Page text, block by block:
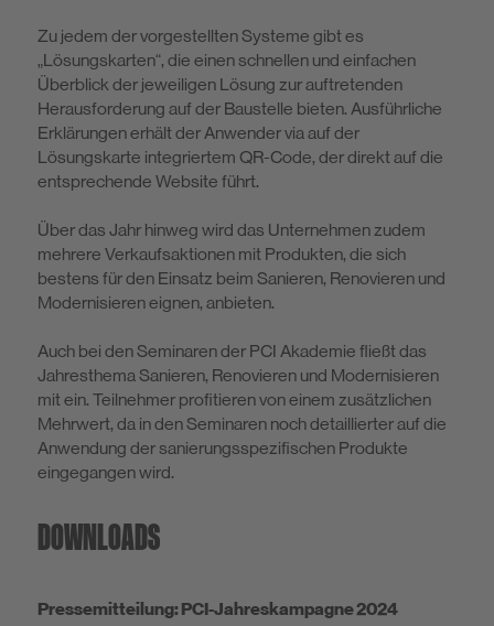
Zu jedem der vorgestellten Systeme gibt es
„Lösungskarten“, die einen schnel­len und einfachen
Überblick der jeweiligen Lösung zur auftretenden
Herausfor­derung auf der Baustelle bieten. Ausführliche
Erklärungen erhält der Anwender via auf der
Lösungskarte integriertem QR-Code, der direkt auf die
entsprechen­de Website führt.
Über das Jahr hinweg wird das Unternehmen zudem
mehrere Verkaufsaktio­nen mit Produkten, die sich
bestens für den Einsatz beim Sanieren, Renovieren und
Modernisieren eignen, anbieten.
Auch bei den Seminaren der PCI Akademie fließt das
Jahresthema Sanieren, Renovieren und Modernisieren
mit ein. Teilnehmer profitieren von einem zu­sätzlichen
Mehrwert, da in den Seminaren noch detaillierter auf die
Anwen­dung der sanierungsspezifischen Produkte
eingegangen wird.
DOWNLOADS
Pressemitteilung: PCI-Jahreskampagne 2024